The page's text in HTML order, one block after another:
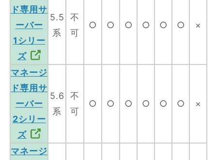
ド専用サ
ーバー
1シリー
ズ
5.5
系
不
可
○ ○ ○ ○ ○ ○ ×
マネージ
ド専用サ
ーバー
2シリー
ズ
5.6
系
不
可
○ ○ ○ ○ ○ ○ ×
マネージ